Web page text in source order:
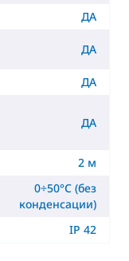
ДА
ДА
ДА
ДА
2 м
0÷50°C (без
конденсации)
IP 42